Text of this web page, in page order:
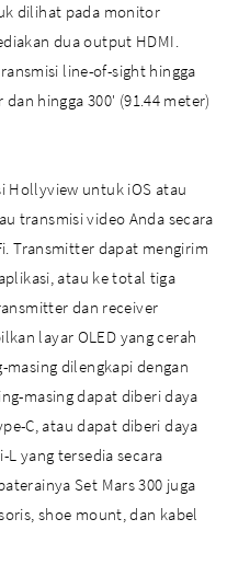
dilihat pada monitor
dua output HDMI.
line-of-sight hingga
hingga 300' (91.44 meter)
Hollyview untuk iOS atau
transmisi video Anda secara
Transmitter dapat mengirim
atau ke total tiga
dan receiver
layar OLED yang cerah
dilengkapi dengan
masing dapat diberi daya
C, atau dapat diberi daya
yang tersedia secara
Set Mars 300 juga
shoe mount, dan kabel